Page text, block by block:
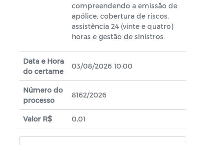
compreendendo a emissão de
apólice, cobertura de riscos,
assistência 24 (vinte e quatro)
horas e gestão de sinistros.
Data e Hora
do certame
03/08/2026 10:00
Número do
processo
8162/2026
Valor R$ 0,01